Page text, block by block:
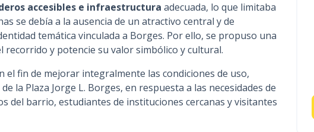
accesibles e infraestructura adecuada, lo que limitaba
se debía a la ausencia de un atractivo central y de
temática vinculada a Borges. Por ello, se propuso una
recorrido y potencie su valor simbólico y cultural.
el fin de mejorar integralmente las condiciones de uso,
la Plaza Jorge L. Borges, en respuesta a las necesidades de
del barrio, estudiantes de instituciones cercanas y visitantes